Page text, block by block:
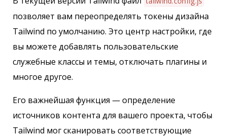
позволяет вам переопределять токены дизайна
Tailwind по умолчанию. Это центр настройки, где
вы можете добавлять пользовательские
служебные классы и темы, отключать плагины и
многое другое.
Его важнейшая функция — определение
источников контента для вашего проекта, чтобы
Tailwind мог сканировать соответствующие